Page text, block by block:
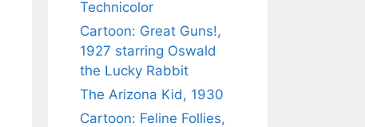
Technicolor
Cartoon: Great Guns!,
1927 starring Oswald
the Lucky Rabbit
The Arizona Kid, 1930
Cartoon: Feline Follies,